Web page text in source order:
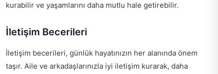
kurabilir ve yaşamlarını daha mutlu hale getirebilir.
İletişim Becerileri
İletişim becerileri, günlük hayatınızın her alanında önem
taşır. Aile ve arkadaşlarınızla iyi iletişim kurarak, daha